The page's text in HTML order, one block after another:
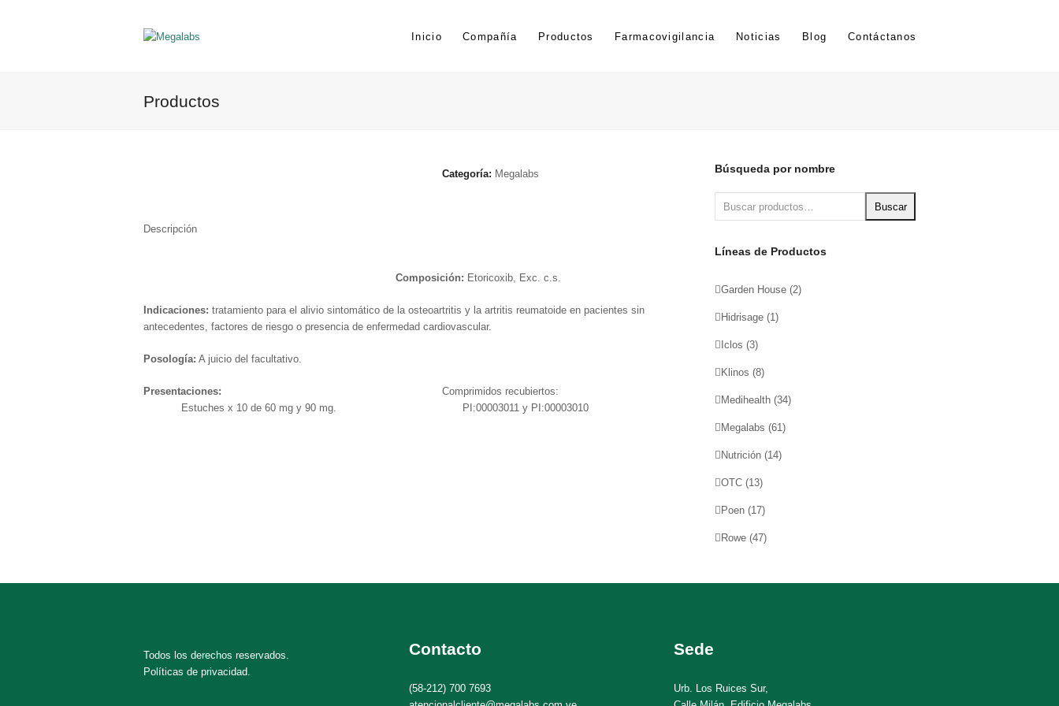
Inicio Compañía Productos Farmacovigilancia Noticias Blog Contáctanos
Productos
Categoría: Megalabs
Descripción
Composición: Etoricoxib, Exc. c.s.
Indicaciones: tratamiento para el alivio sintomático de la osteoartritis y la artritis reumatoide en pacientes sin
antecedentes, factores de riesgo o presencia de enfermedad cardiovascular.
Posología: A juicio del facultativo.
Presentaciones: Comprimidos recubiertos:
Estuches x 10 de 60 mg y 90 mg. PI:00003011 y PI:00003010
Búsqueda por nombre
Buscar
Líneas de Productos
Garden House (2)
Hidrisage (1)
Iclos (3)
Klinos (8)
Medihealth (34)
Megalabs (61)
Nutrición (14)
OTC (13)
Poen (17)
Rowe (47)
Todos los derechos reservados.
Políticas de privacidad.
Contacto
(58-212) 700 7693
Sede
Urb. Los Ruices Sur,